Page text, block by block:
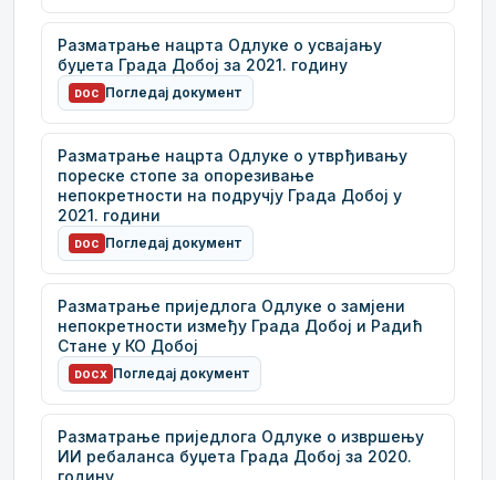
Разматрање нацрта Одлуке о усвајању
буџета Града Добој за 2021. годину
DOC Погледај документ
Разматрање нацрта Одлуке о утврђивању
пореске стопе за опорезивање
непокретности на подручју Града Добој у
2021. години
DOC Погледај документ
Разматрање приједлога Одлуке о замјени
непокретности између Града Добој и Радић
Стане у КО Добој
DOCX Погледај документ
Разматрање приједлога Одлуке о извршењу
ИИ ребаланса буџета Града Добој за 2020.
годину